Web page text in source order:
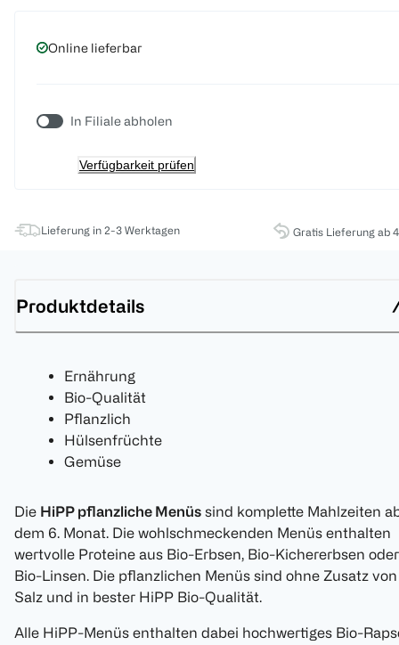
Online lieferbar
In Filiale abholen
Verfügbarkeit prüfen
Lieferung in 2-3 Werktagen Gratis Lieferung ab
Produktdetails
Ernährung
Bio-Qualität
Pflanzlich
Hülsenfrüchte
Gemüse
Die HiPP pflanzliche Menüs sind komplette Mahlzeiten
dem 6. Monat. Die wohlschmeckenden Menüs enthalten
wertvolle Proteine aus Bio-Erbsen, Bio-Kichererbsen oder
Bio-Linsen. Die pflanzlichen Menüs sind ohne Zusatz von
Salz und in bester HiPP Bio-Qualität.
Alle HiPP-Menüs enthalten dabei hochwertiges Bio-